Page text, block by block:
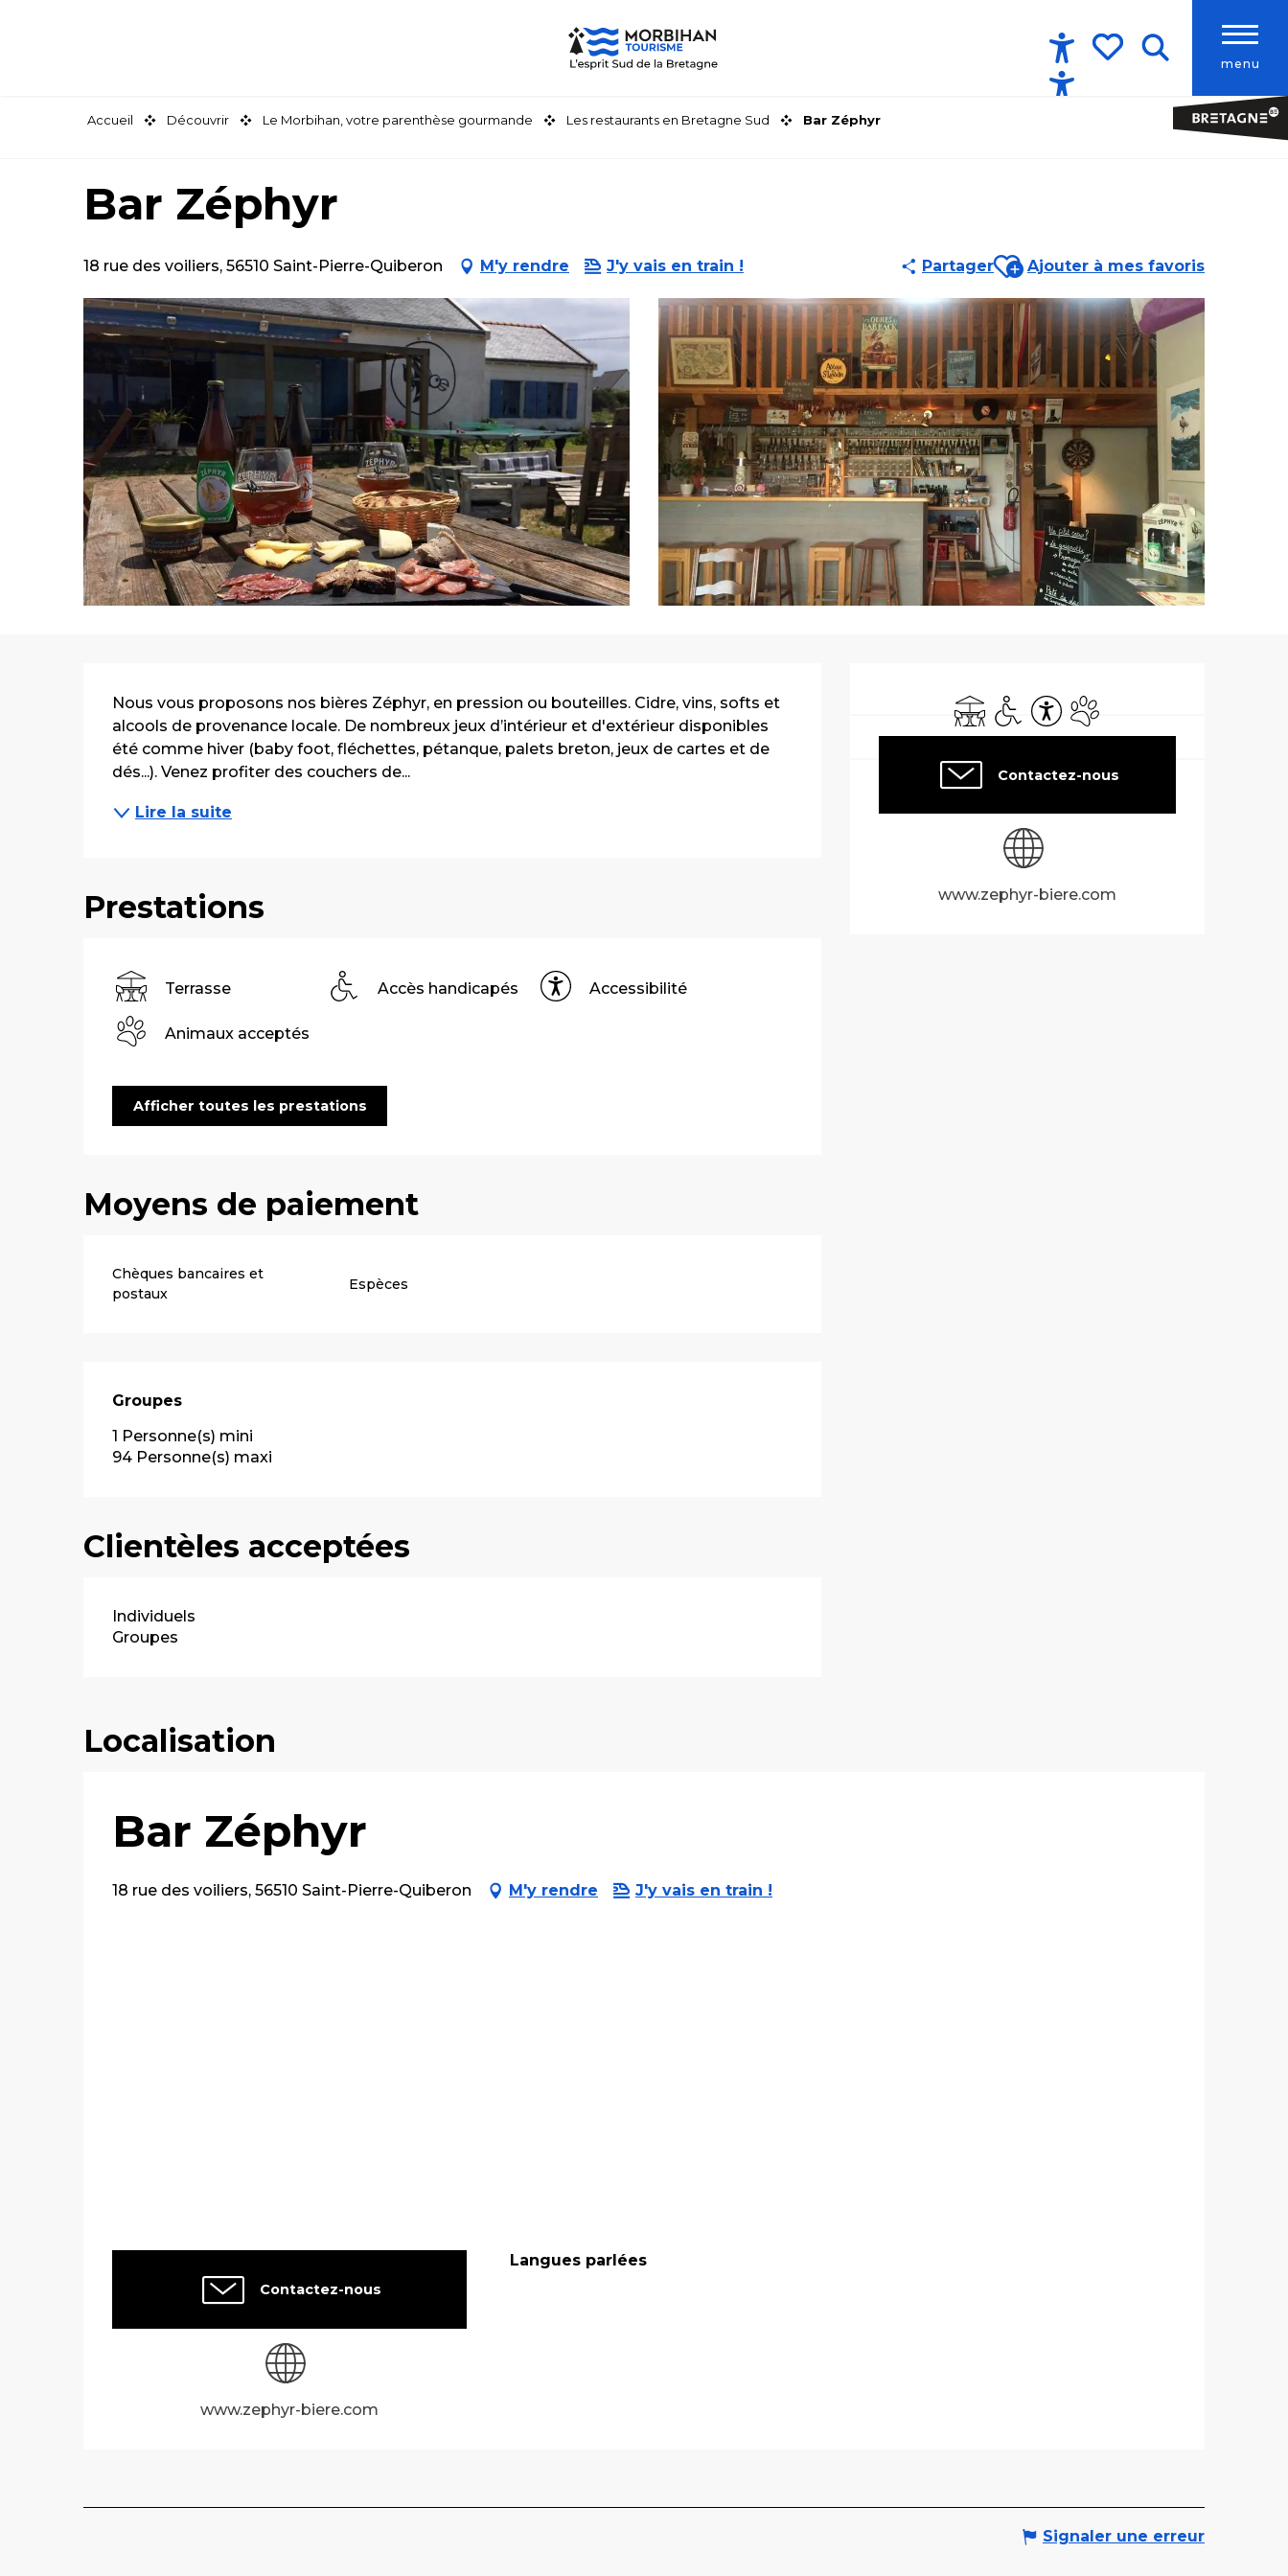
menu
Accessibilité
Accueil Découvrir Le Morbihan, votre parenthèse gourmande Les restaurants en Bretagne Sud Bar Zéphyr
Bar Zéphyr
18 rue des voiliers, 56510 Saint-Pierre-Quiberon M'y rendre J'y vais en train ! PartagerAjouter aux favoris
Ajouter à mes favoris
Ouverture et
TerrasseAccès handicapés
Accessibilité
Animaux acceptés
Contactez-nous
www.zephyr-biere.com
Description
Nous vous proposons nos bières Zéphyr, en pression ou bouteilles. Cidre, vins, softs et
alcools de provenance locale. De nombreux jeux d’intérieur et d'extérieur disponibles
été comme hiver (baby foot, fléchettes, pétanque, palets breton, jeux de cartes et de
dés...). Venez profiter des couchers de...
Lire la suite
Prestations
Terrasse Accès handicapés Accessibilité
Animaux acceptés
Afficher toutes les prestations
Moyens de paiement
Chèques bancaires et
postaux
Espèces
Groupes
Groupes
1 Personne(s) mini
94 Personne(s) maxi
Clientèles acceptées
Individuels
Groupes
Localisation
Bar Zéphyr
18 rue des voiliers, 56510 Saint-Pierre-Quiberon M'y rendre J'y vais en train !
Contactez-nous
www.zephyr-biere.com
Langues parlées
Langues parlées
Signaler une erreur